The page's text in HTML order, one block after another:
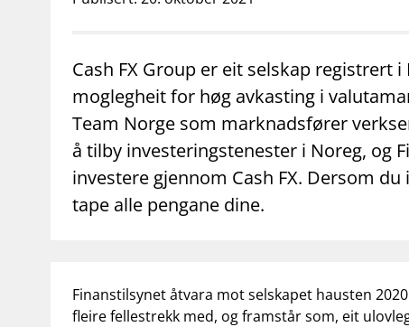
Forbrukerinformasjon
Cash FX Group er eit selskap registrert
moglegheit for høg avkasting i
Team Norge som marknadsfører
å tilby investeringstenester i Noreg, og
investere gjennom Cash FX. Dersom
tape alle pengane dine.
Finanstilsynetåtvara mot selskapet hausten
fleire fellestrekk med, og framstår som, eit